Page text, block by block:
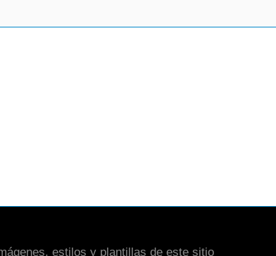
estilos y plantillas de este sitio